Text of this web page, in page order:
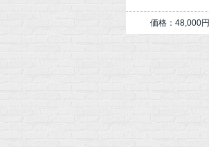
価格：48,000円